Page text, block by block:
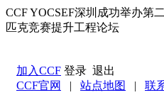
CCF YOCSEF深圳成功举办第
匹克竞赛提升工程论坛
加入CCF 登录 退出
CCF官网
| 站点地图 | 联